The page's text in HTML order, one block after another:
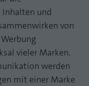
Inhalten und
von
vieler Marken.
werden
mit einer Marke
die Session ID
eingeloggte User
zu gewähren.
zur Steuerung der